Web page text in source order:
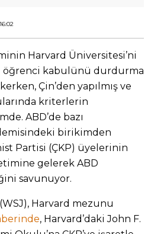
Harvard Üniversitesi’ni
öğrenci kabulünü durdurma
Çin’den yapılmış ve
kriterlerin
ABD’de bazı
birikimden
Partisi (ÇKP) üyelerinin
gelerek ABD
savunuyor.
Harvard mezunu
, Harvard’daki John F.